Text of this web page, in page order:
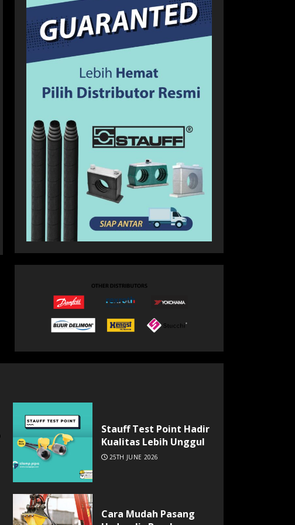
Stauff Test Point Hadir
Kualitas Lebih Unggul
25TH JUNE 2026
Cara Mudah Pasang